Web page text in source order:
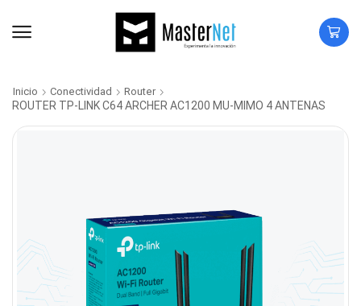
Inicio Conectividad Router
ROUTER TP-LINK C64 ARCHER AC1200 MU-MIMO 4 ANTENAS